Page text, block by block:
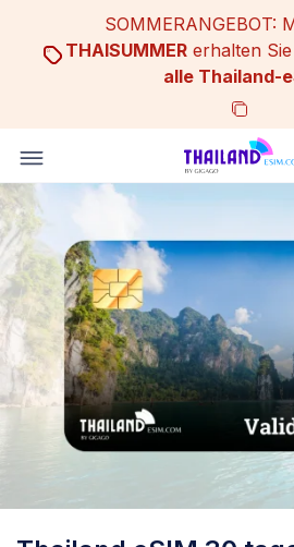
content
SOMMERANGEBOT:
THAISUMMERerhalten Sie
alle Thailand-